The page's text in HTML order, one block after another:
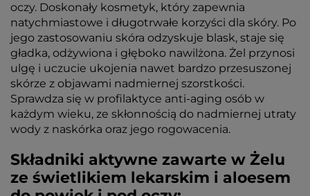
oczy. Doskonały kosmetyk, który zapewnia
natychmiastowe i długotrwałe korzyści dla skóry. Po
jego zastosowaniu skóra odzyskuje blask, staje się
gładka, odżywiona i głęboko nawilżona. Żel przynosi
ulgę i uczucie ukojenia nawet bardzo przesuszonej
skórze z objawami nadmiernej szorstkości.
Sprawdza się w profilaktyce anti-aging osób w
każdym wieku, ze skłonnością do nadmiernej utraty
wody z naskórka oraz jego rogowacenia.
Składniki aktywne zawarte w Żelu
ze świetlikiem lekarskim i aloesem